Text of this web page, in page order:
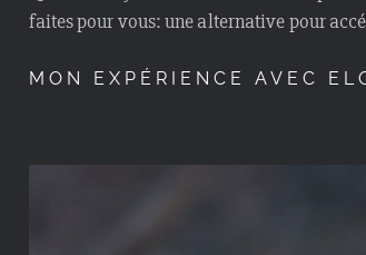
faites pour vous: une alternative pour
MON EXPÉRIENCE AVEC